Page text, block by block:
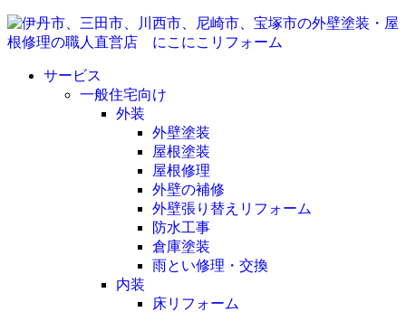
サービス
一般住宅向け
外装
外壁塗装
屋根塗装
屋根修理
外壁の補修
外壁張り替えリフォーム
防水工事
倉庫塗装
雨とい修理・交換
内装
床リフォーム